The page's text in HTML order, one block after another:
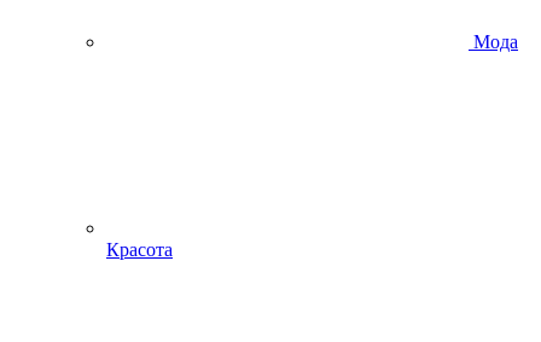
Мода
Красота